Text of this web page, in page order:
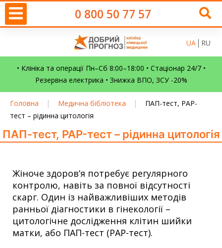
0 800 50 77 57
UA RU
• Клініка та операції Пн–Сб 8:00–18:00 • Стаціонар 24/7 •
Резервна електрика • Знижка ВПО, ЗСУ -20%
Головна | Медична бібліотека |
ПАП-тест, PAP-
тест – рідинна цитологія
ПАП-тест, PAP-тест – рідинна цитологія
Жіноче здоров’я потребує регулярного
контролю, навіть за повної відсутності
скарг. Один із найважливіших методів
ранньої діагностики в гінекології –
цитологічне дослідження клітин шийки
матки, або ПАП-тест (PAP-тест).